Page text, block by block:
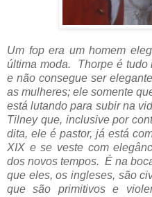
Um fop era um homem
última moda. Thorpe é tudo
e não consegue ser
as mulheres; ele somente
está lutando para subir na
Tilney que, inclusive por
dita, ele é pastor, já está
XIX e se veste com
dos novos tempos. É na
que eles, os ingleses, são
que são primitivos e